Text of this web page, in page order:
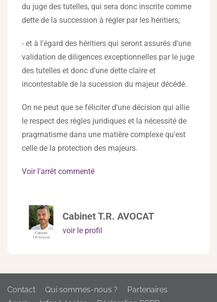
du juge des tutelles, qui sera donc inscrite comme
dette de la succession à régler par les héritiers;
- et à l'égard des héritiers qui seront assurés d'une
validation de diligences exceptionnelles par le juge
des tutelles et donc d'une dette claire et
incontestable de la sucession du majeur décédé.
On ne peut que se féliciter d'une décision qui allie
le respect des règles juridiques et la nécessité de
pragmatisme dans une matière complexe qu'est
celle de la protection des majeurs.
Voir l'arrêt commenté
Cabinet T.R. AVOCAT
voir le profil
Contact Qui sommes-nous ?
Partenaires